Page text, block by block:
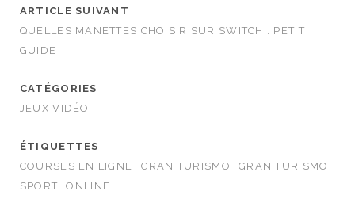
ARTICLE SUIVANT
QUELLES MANETTES CHOISIR SUR SWITCH : PETIT
GUIDE
CATÉGORIES
JEUX VIDÉO
ÉTIQUETTES
COURSES EN LIGNE
GRAN TURISMO
GRAN TURISMO
SPORT
ONLINE